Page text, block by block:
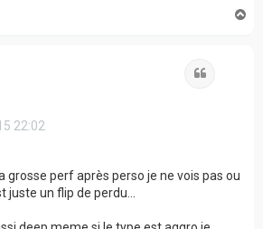
22:02
grosse perf après perso je ne vois pas ou
juste un flip de perdu...